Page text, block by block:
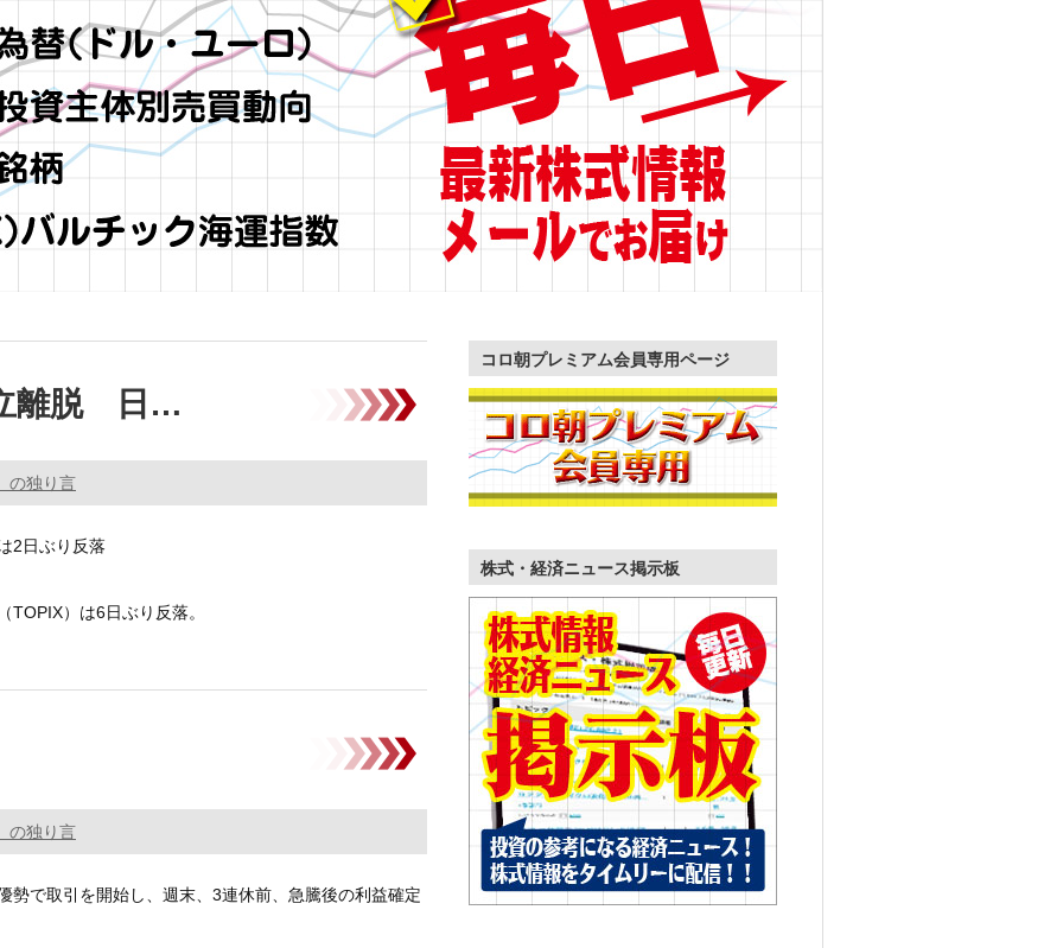
離脱 日…
の独り言
2日ぶり反落
TOPIX）は6日ぶり反落。
の独り言
勢で取引を開始し、週末、3連休前、急騰後の利益確定
コロ朝プレミアム会員専用ページ
株式・経済ニュース掲示板